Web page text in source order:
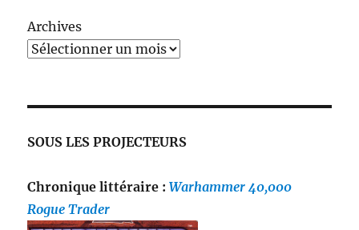
Archives
SOUS LES PROJECTEURS
Chronique littéraire :Warhammer 40,000
Rogue Trader